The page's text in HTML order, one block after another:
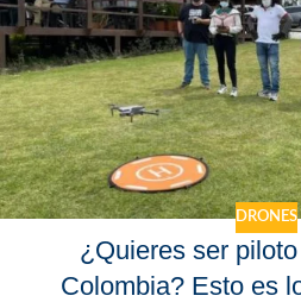
DRONES
¿Quieres ser
Colombia? Esto es